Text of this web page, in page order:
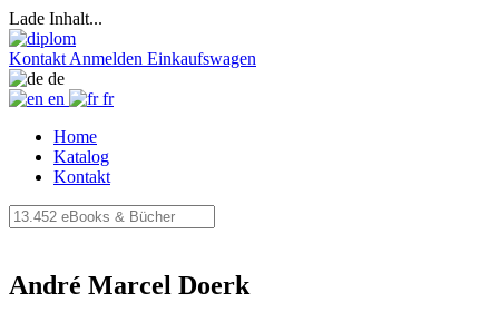
Lade Inhalt...
Kontakt Anmelden Einkaufswagen
de
en
fr
Home
Katalog
Kontakt
André Marcel Doerk